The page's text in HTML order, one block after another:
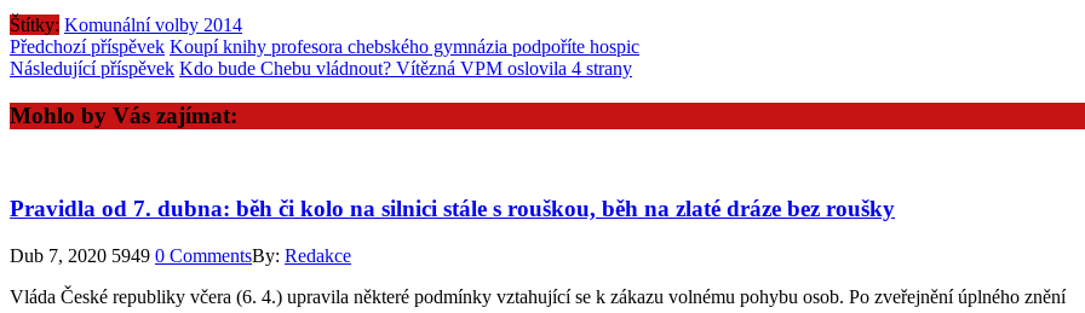
Štítky: Komunální volby 2014
Předchozí příspěvek Koupí knihy profesora chebského gymnázia podpoříte hospic
Následující příspěvek Kdo bude Chebu vládnout? Vítězná VPM oslovila 4 strany
Mohlo by Vás zajímat:
Pravidla od 7. dubna: běh či kolo na silnici stále s rouškou, běh na zlaté dráze bez roušky
Dub 7, 2020 5949 0 CommentsBy: Redakce
Vláda České republiky včera (6. 4.) upravila některé podmínky vztahující se k zákazu volnému pohybu osob. Po zveřejnění úplného znění